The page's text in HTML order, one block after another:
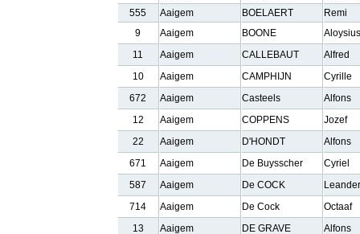
555
Aaigem BOELAERT
Remi
9
Aaigem BOONE
11 Aaigem CALLEBAUT Alfred
10 Aaigem CAMPHIJN Cyrille
672 Aaigem Casteels Alfons
12 Aaigem COPPENS Jozef
22 Aaigem D'HONDT Alfons
671 Aaigem De Buysscher Cyriel
587 Aaigem De COCK
714 Aaigem De Cock Octaaf
13 Aaigem DE GRAVE Alfons